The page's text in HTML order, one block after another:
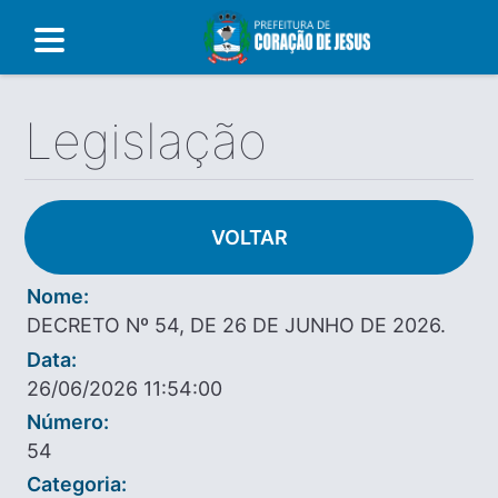
Legislação
VOLTAR
Nome:
DECRETO Nº 54, DE 26 DE JUNHO DE 2026.
Data:
26/06/2026 11:54:00
Número:
54
Categoria: